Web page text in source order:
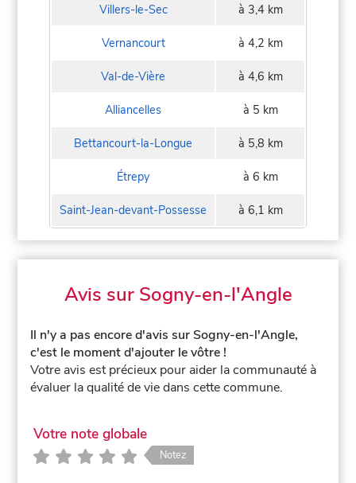
Villers-le-Sec à 3,4 km
Vernancourt à 4,2 km
Val-de-Vière à 4,6 km
Alliancelles à 5 km
Bettancourt-la-Longue à 5,8 km
Étrepy à 6 km
Saint-Jean-devant-Possesse à 6,1 km
Avis sur Sogny-en-l'Angle
Il n'y a pas encore d'avis sur Sogny-en-l'Angle,
c'est le moment d'ajouter le vôtre !
Votre avis est précieux pour aider la communauté à
évaluer la qualité de vie dans cette commune.
Votre note globale
Notez